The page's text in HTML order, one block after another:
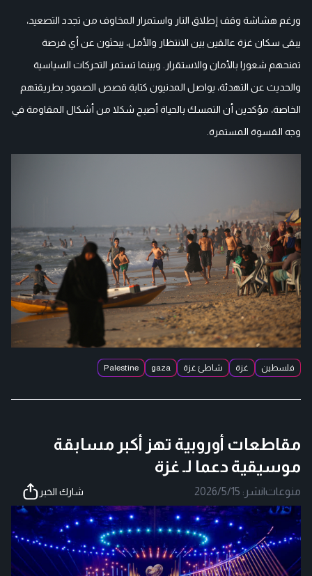
ورغم هشاشة وقف إطلاق النار واستمرار المخاوف من تجدد التصعيد،
يبقى سكان غزة عالقين بين الانتظار والأمل، يبحثون عن أي فرصة
تمنحهم شعورا بالأمان والاستقرار. وبينما تستمر التحركات السياسية
والحديث عن التهدئة، يواصل المدنيون كتابة قصص الصمود بطريقتهم
الخاصة، مؤكدين أن التمسك بالحياة أصبح شكلا من أشكال المقاومة في
وجه القسوة المستمرة.
فلسطين غزة شاطئ غزة gaza
Palestine
مقاطعات أوروبية تهز أكبر مسابقة
موسيقية دعما لـ غزة
منوعات|نشر: 2026/5/15 شارك الخبر